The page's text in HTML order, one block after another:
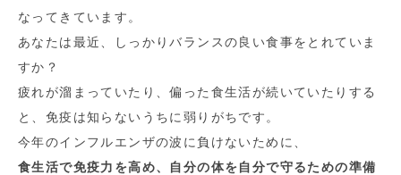
なってきています。
あなたは最近、しっかりバランスの良い食事をとれていま
すか？
疲れが溜まっていたり、偏った食生活が続いていたりする
と、免疫は知らないうちに弱りがちです。
今年のインフルエンザの波に負けないために、
食生活で免疫力を高め、自分の体を自分で守るための準備